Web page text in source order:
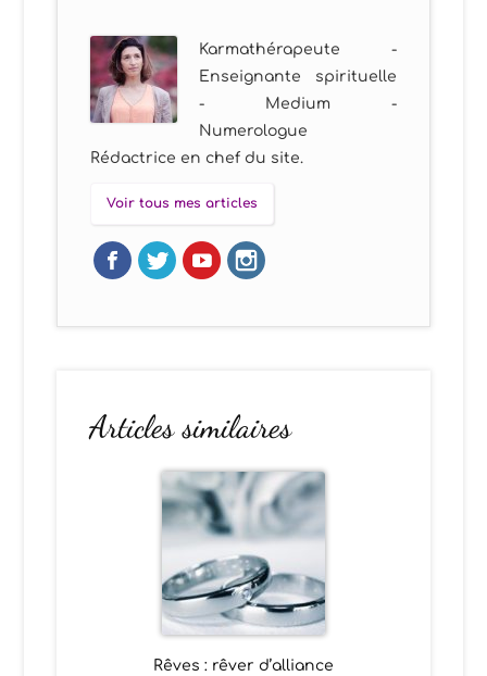
Karmathérapeute -
Enseignante spirituelle
- Medium -
Numerologue
Rédactrice en chef du site.
Voir tous mes articles
Articles similaires
Rêves : rêver d’alliance